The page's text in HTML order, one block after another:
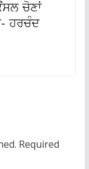
ਚੋਣਾਂ
ਹਰਚੰਦ
Required